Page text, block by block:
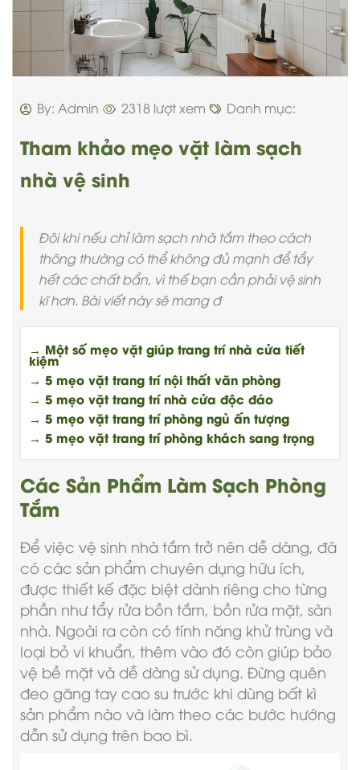
By: Admin 2318 lượt xem Danh mục:
Tham khảo mẹo vặt làm sạch
nhà vệ sinh
Đôi khi nếu chỉ làm sạch nhà tắm theo cách
thông thường có thể không đủ mạnh để tẩy
hết các chất bẩn, vì thế bạn cần phải vệ sinh
kĩ hơn. Bài viết này sẽ mang đ
→ Một số mẹo vặt giúp trang trí nhà cửa tiết
kiệm
→ 5 mẹo vặt trang trí nội thất văn phòng
→ 5 mẹo vặt trang trí nhà cửa độc đáo
→ 5 mẹo vặt trang trí phòng ngủ ấn tượng
→ 5 mẹo vặt trang trí phòng khách sang trọng
Các Sản Phẩm Làm Sạch Phòng
Tắm
Để việc vệ sinh nhà tắm trở nên dễ dàng, đã
có các sản phẩm chuyên dụng hữu ích,
được thiết kế đặc biệt dành riêng cho từng
phần như tẩy rửa bồn tắm, bồn rửa mặt, sàn
nhà. Ngoài ra còn có tính năng khử trùng và
loại bỏ vi khuẩn, thêm vào đó còn giúp bảo
vệ bề mặt và dễ dàng sử dụng. Đừng quên
đeo găng tay cao su trước khi dùng bất kì
sản phẩm nào và làm theo các bước hướng
dẫn sử dụng trên bao bì.